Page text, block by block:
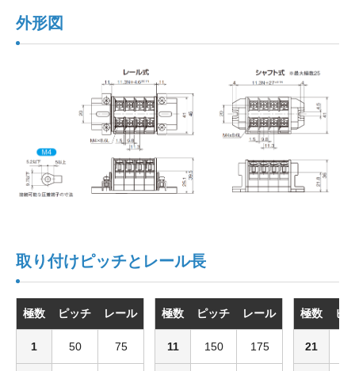
外形図
取り付けピッチとレール長
極数 ピッチ レール
1 50 75
極数 ピッチ レール
11 150 175
極数 ピ
21